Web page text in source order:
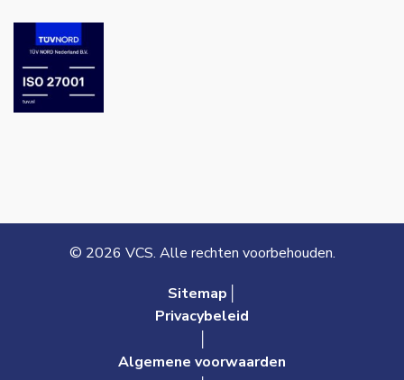
© 2026 VCS. Alle rechten voorbehouden.
Sitemap│
Privacybeleid
Algemene voorwaarden